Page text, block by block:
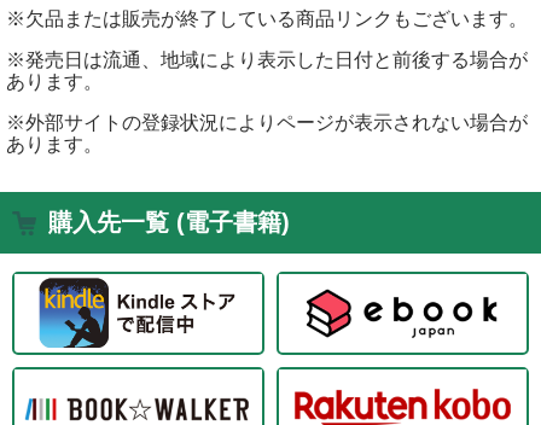
※欠品または販売が終了している商品リンクもございます。
※発売日は流通、地域により表示した日付と前後する場合が
あります。
※外部サイトの登録状況によりページが表示されない場合が
あります。
購入先一覧 (電子書籍)